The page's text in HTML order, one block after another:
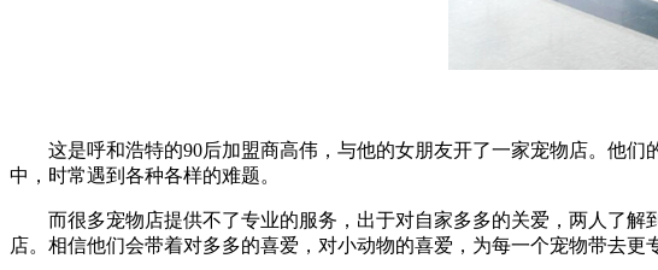
这是呼和浩特的90后加盟商高伟，与他的女朋友开了一家宠物店。他们
中，时常遇到各种各样的难题。
而很多宠物店提供不了专业的服务，出于对自家多多的关爱，两人了解
店。相信他们会带着对多多的喜爱，对小动物的喜爱，为每一个宠物带去更